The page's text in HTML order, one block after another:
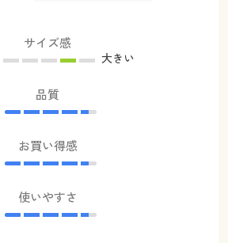
サイズ感
大きい
品質
お買い得感
使いやすさ